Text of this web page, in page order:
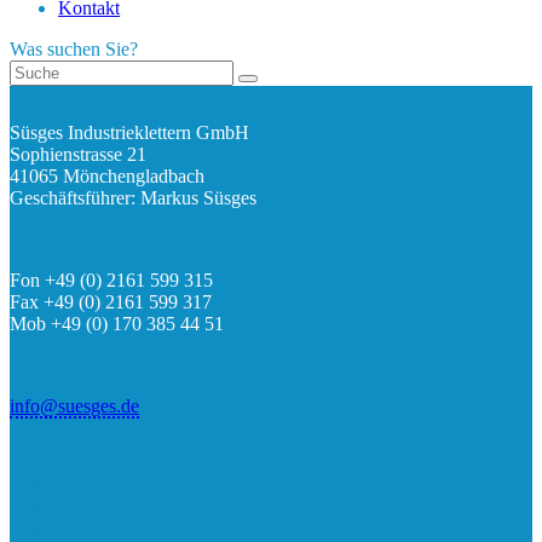
Kontakt
Was suchen Sie?
Süsges Industrieklettern GmbH
Sophienstrasse 21
41065 Mönchengladbach
Geschäftsführer: Markus Süsges
Fon +49 (0) 2161 599 315
Fax +49 (0) 2161 599 317
Mob +49 (0) 170 385 44 51
info@suesges.de